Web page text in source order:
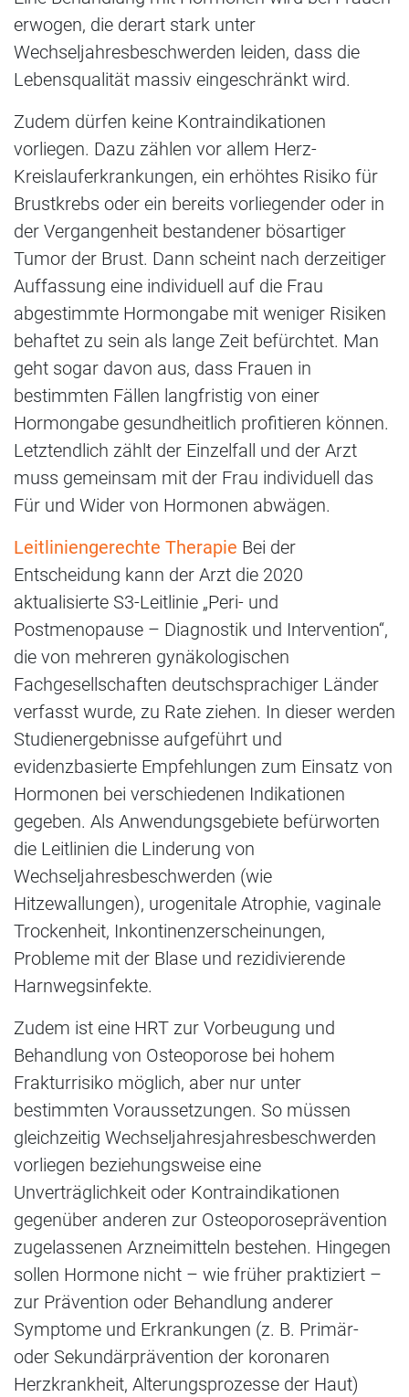
erwogen, die derart stark unter
Wechseljahresbeschwerden leiden, dass die
Lebensqualität massiv eingeschränkt wird.
Zudem dürfen keine Kontraindikationen
vorliegen. Dazu zählen vor allem Herz-
Kreislauferkrankungen, ein erhöhtes Risiko für
Brustkrebs oder ein bereits vorliegender oder in
der Vergangenheit bestandener bösartiger
Tumor der Brust. Dann scheint nach derzeitiger
Auffassung eine individuell auf die Frau
abgestimmte Hormongabe mit weniger Risiken
behaftet zu sein als lange Zeit befürchtet. Man
geht sogar davon aus, dass Frauen in
bestimmten Fällen langfristig von einer
Hormongabe gesundheitlich profitieren können.
Letztendlich zählt der Einzelfall und der Arzt
muss gemeinsam mit der Frau individuell das
Für und Wider von Hormonen abwägen.
Leitliniengerechte Therapie Bei der
Entscheidung kann der Arzt die 2020
aktualisierte S3-Leitlinie „Peri- und
Postmenopause – Diagnostik und Intervention“,
die von mehreren gynäkologischen
Fachgesellschaften deutschsprachiger Länder
verfasst wurde, zu Rate ziehen. In dieser werden
Studienergebnisse aufgeführt und
evidenzbasierte Empfehlungen zum Einsatz von
Hormonen bei verschiedenen Indikationen
gegeben. Als Anwendungsgebiete befürworten
die Leitlinien die Linderung von
Wechseljahresbeschwerden (wie
Hitzewallungen), urogenitale Atrophie, vaginale
Trockenheit, Inkontinenzerscheinungen,
Probleme mit der Blase und rezidivierende
Harnwegsinfekte.
Zudem ist eine HRT zur Vorbeugung und
Behandlung von Osteoporose bei hohem
Frakturrisiko möglich, aber nur unter
bestimmten Voraussetzungen. So müssen
gleichzeitig Wechseljahresjahresbeschwerden
vorliegen beziehungsweise eine
Unverträglichkeit oder Kontraindikationen
gegenüber anderen zur Osteoporoseprävention
zugelassenen Arzneimitteln bestehen. Hingegen
sollen Hormone nicht – wie früher praktiziert –
zur Prävention oder Behandlung anderer
Symptome und Erkrankungen (z. B. Primär-
oder Sekundärprävention der koronaren
Herzkrankheit, Alterungsprozesse der Haut)